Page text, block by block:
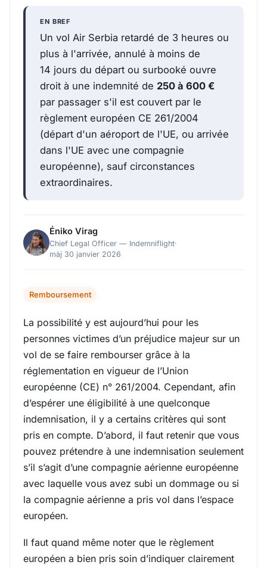
EN BREF
Un vol Air Serbia retardé de 3 heures ou
plus à l'arrivée, annulé à moins de
14 jours du départ ou surbooké ouvre
droit à une indemnité de 250 à 600 €
par passager s'il est couvert par le
règlement européen CE 261/2004
(départ d'un aéroport de l'UE, ou arrivée
dans l'UE avec une compagnie
européenne), sauf circonstances
extraordinaires.
Éniko Virag
Chief Legal Officer — Indemniflight·
màj 30 janvier 2026
Remboursement
La possibilité y est aujourd’hui pour les
personnes victimes d’un préjudice majeur sur un
vol de se faire rembourser grâce à la
réglementation en vigueur de l’Union
européenne (CE) n° 261/2004. Cependant, afin
d’espérer une éligibilité à une quelconque
indemnisation, il y a certains critères qui sont
pris en compte. D’abord, il faut retenir que vous
pouvez prétendre à une indemnisation seulement
s’il s’agit d’une compagnie aérienne européenne
avec laquelle vous avez subi un dommage ou si
la compagnie aérienne a pris vol dans l’espace
européen.
Il faut quand même noter que le règlement
européen a bien pris soin d’indiquer clairement